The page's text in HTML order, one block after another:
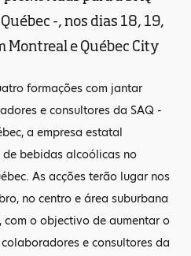
-, nos dias 18, 19,
Montreal e Québec City
formações com jantar
e consultores da SAQ -
a empresa estatal
bebidas alcoólicas no
As acções terão lugar nos
no centro e área suburbana
com o objectivo de aumentar o
e consultores da